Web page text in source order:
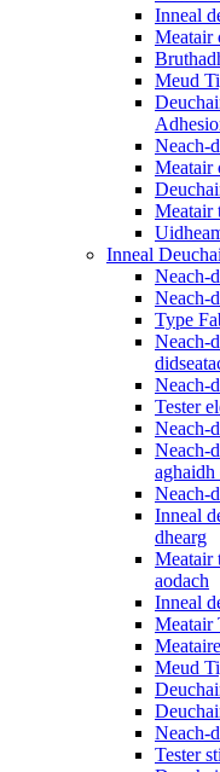
Inneal
Meatair
Meud
Neach-
Meatair
Meatair
Inneal
Neach-
Neach-
Type
Neach-
Neach-
Tester
Neach-
Neach-
aghaidh
Neach-
Inneal
dhearg
Meatair
aodach
Inneal
Meatair
Meud
Neach-
Tester